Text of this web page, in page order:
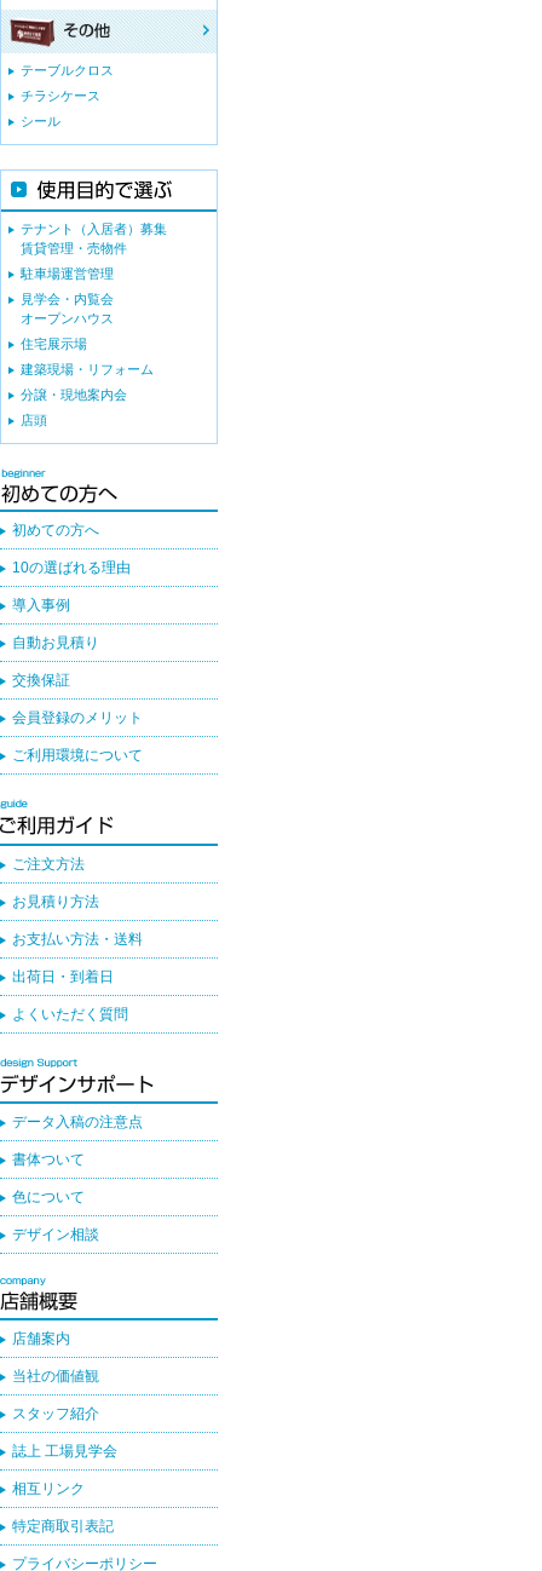
テーブルクロス
チラシケース
シール
テナント（入居者）募集
賃貸管理・売物件
駐車場運営管理
見学会・内覧会
オープンハウス
住宅展示場
建築現場・リフォーム
分譲・現地案内会
店頭
初めての方へ
10の選ばれる理由
導入事例
自動お見積り
交換保証
会員登録のメリット
ご利用環境について
ご注文方法
お見積り方法
お支払い方法・送料
出荷日・到着日
よくいただく質問
データ入稿の注意点
書体ついて
色について
デザイン相談
店舗案内
当社の価値観
スタッフ紹介
誌上 工場見学会
相互リンク
特定商取引表記
プライバシーポリシー